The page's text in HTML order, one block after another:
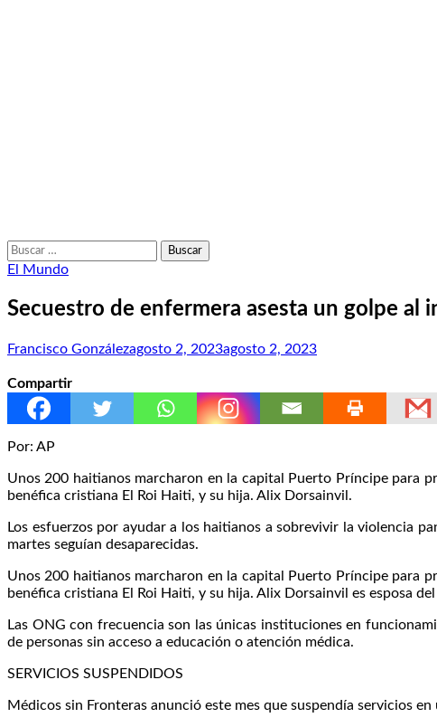
Buscar:
El Mundo
Secuestro de enfermera asesta un golpe al
Francisco Gonzálezagosto 2, 2023agosto 2, 2023
Compartir
Por: AP
Unos 200 haitianos marcharon en la capital Puerto Príncipe para
benéfica cristiana El Roi Haiti, y su hija. Alix Dorsainvil.
Los esfuerzos por ayudar a los haitianos a sobrevivir la violencia
martes seguían desaparecidas.
Unos 200 haitianos marcharon en la capital Puerto Príncipe para
benéfica cristiana El Roi Haiti, y su hija. Alix Dorsainvil es esposa
Las ONG con frecuencia son las únicas instituciones en
de personas sin acceso a educación o atención médica.
SERVICIOS SUSPENDIDOS
Médicos sin Fronteras anunció este mes que suspendía servicios